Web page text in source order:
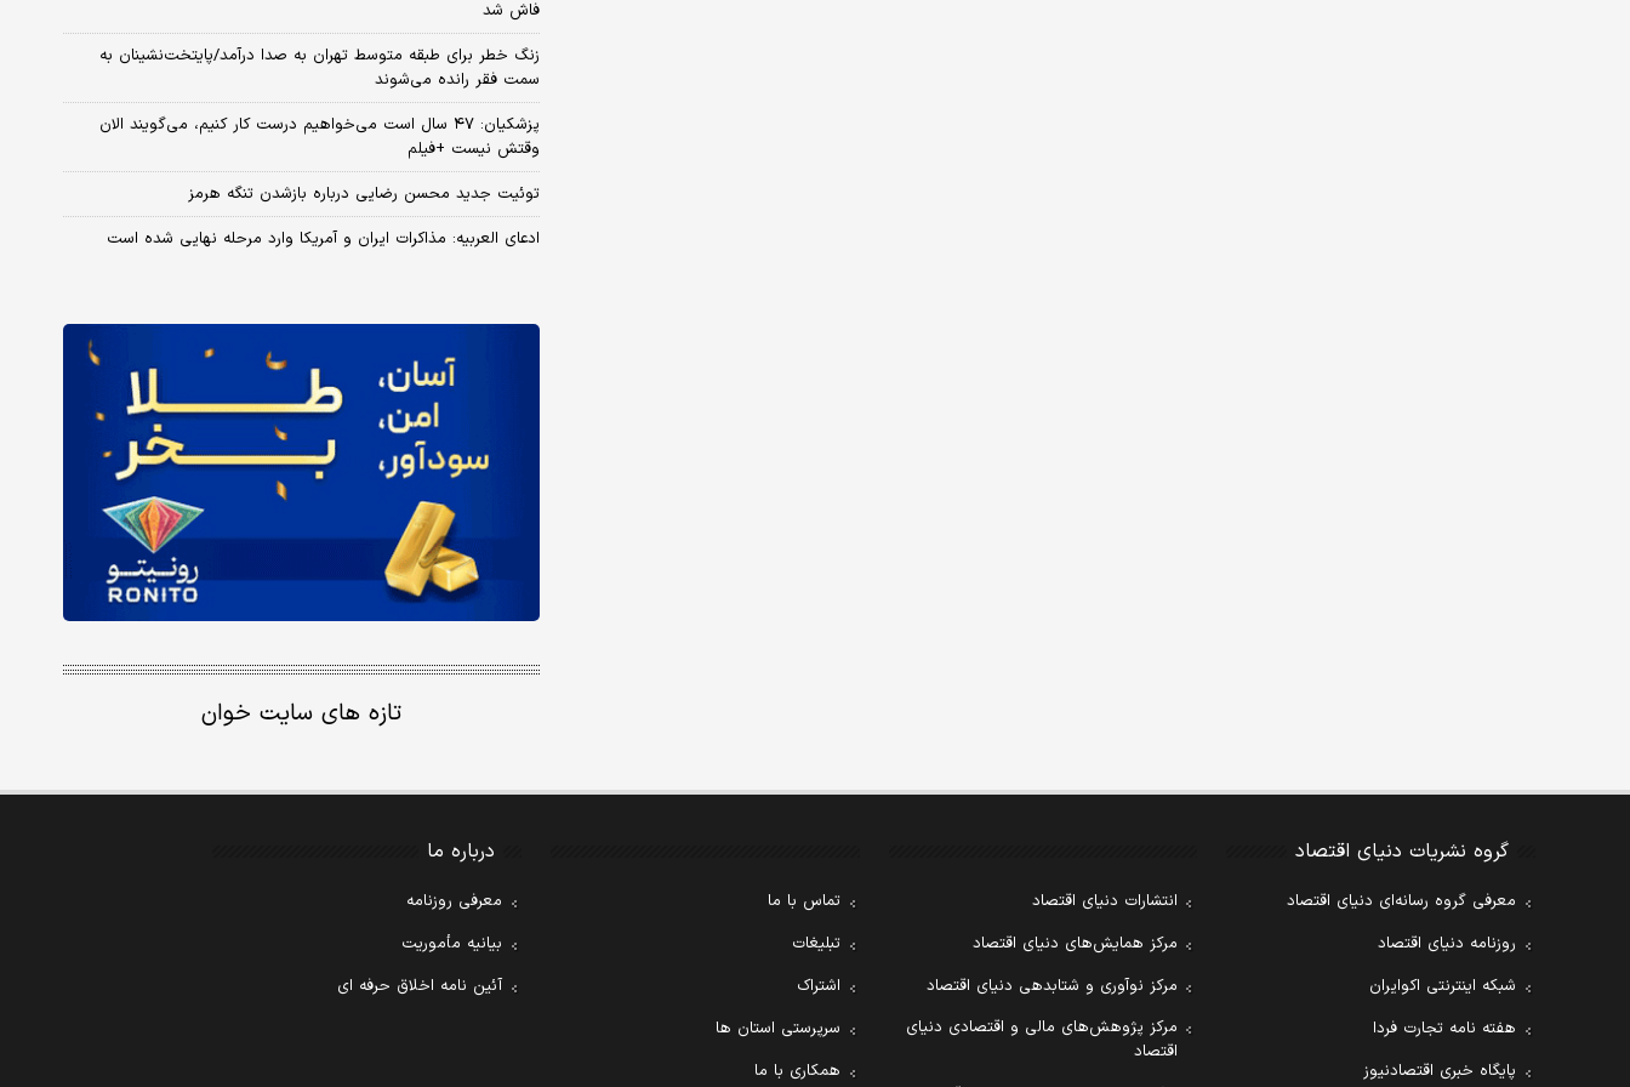
فاش شد
زنگ خطر برای طبقه متوسط تهران به صدا درآمد/پایتخت‌نشینان به
سمت فقر رانده می‌شوند
پزشکیان: ۴۷ سال است می‌خواهیم درست کار کنیم، می‌گویند الان
وقتش نیست +فیلم
توئیت جدید محسن رضایی درباره بازشدن تنگه هرمز
ادعای العربیه: مذاکرات ایران و آمریکا وارد مرحله نهایی شده است
تازه های سایت خوان
گروه نشریات دنیای اقتصاد
معرفی گروه رسانه‌ای دنیای اقتصاد
روزنامه دنیای اقتصاد
شبکه اینترنتی اکوایران
هفته نامه تجارت فردا
پایگاه خبری اقتصادنیوز
انتشارات دنیای اقتصاد
مرکز همایش‌های دنیای اقتصاد
مرکز نوآوری و شتابدهی دنیای اقتصاد
مرکز پژوهش‌های مالی و اقتصادی دنیای
اقتصاد
تماس با ما
تبلیغات
اشتراک
سرپرستی استان ها
همکاری با ما
درباره ما
معرفی روزنامه
بیانیه مأموریت
آئین نامه اخلاق حرفه ای